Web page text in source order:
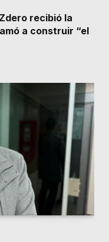
recibió la
a construir “el